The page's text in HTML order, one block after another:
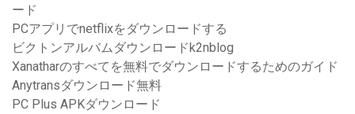
ード
PCアプリでnetflixをダウンロードする
ビクトンアルバムダウンロードk2nblog
Xanatharのすべてを無料でダウンロードするためのガイド
Anytransダウンロード無料
PC Plus APKダウンロード